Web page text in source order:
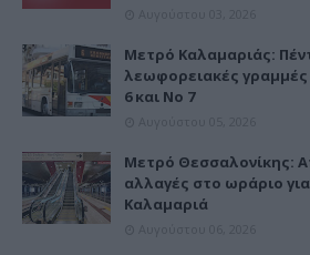
Μετρό Καλαμαριάς:
λεωφορειακές γραμμές
6 και Νο 7
Μετρό Θεσσαλονίκης:
αλλαγές στο ωράριο
Καλαμαριά